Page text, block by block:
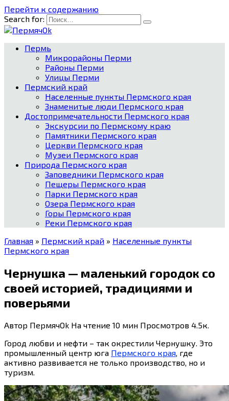
Перейти к содержанию
Search for:
Пермь
Микрорайоны Перми
Районы Перми
Улицы Перми
Пермский край
Населенные пункты Пермского края
Знаменитые люди Пермского края
Достопримечательности Пермского края
Экскурсии по Пермскому краю
Памятники Пермского края
Церкви Пермского края
Музеи Пермского края
Природа Пермского края
Заповедники Пермского края
Пещеры Пермского края
Парки Пермского края
Озера Пермского края
Горы Пермского края
Реки Пермского края
Главная » Пермский край » Населенные пункты
Пермского края
Чернушка — маленький городок со
своей историей, традициями и
поверьями
Автор ПермячOk На чтение 10 мин Просмотров 4.5к.
Город любви и нефти – так окрестили Чернушку. Это
промышленный центр юга Пермского края, где
активно развивается не только производство, но и
туризм.